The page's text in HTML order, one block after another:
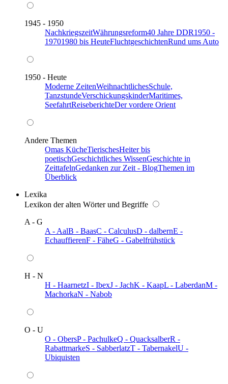
1945 - 1950
NachkriegszeitWährungsreform40 Jahre DDR1950 -
19701980 bis HeuteFluchtgeschichtenRund ums Auto
1950 - Heute
Moderne ZeitenWeihnachtlichesSchule,
TanzstundeVerschickungskinderMaritimes,
SeefahrtReiseberichteDer vordere Orient
Andere Themen
Omas KücheTierischesHeiter bis
poetischGeschichtliches WissenGeschichte in
ZeittafelnGedanken zur Zeit - BlogThemen im
Überblick
Lexika
Lexikon der alten Wörter und Begriffe
A - G
A - AalB - BaasC - CalculusD - dalbernE -
EchauffierenF - FäheG - Gabelfrühstück
H - N
H - HaarnetzI - IbexJ - JachK - KaapL - LaberdanM -
MachorkaN - Nabob
O - U
O - ObersP - PachulkeQ - QuacksalberR -
RabattmarkeS - SabberlatzT - TabernakelU -
Ubiquisten